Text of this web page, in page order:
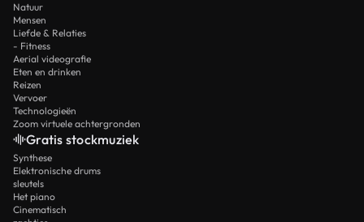
Natuur
Mensen
Liefde & Relaties
- Fitness
Aerial videografie
Eten en drinken
Reizen
Vervoer
Technologieën
Zoom virtuele achtergronden
Gratis stockmuziek
Synthese
Elektronische drums
sleutels
Het piano
Cinematisch